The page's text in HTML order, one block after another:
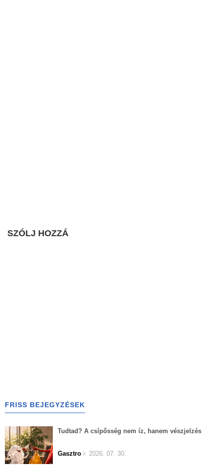
SZÓLJ HOZZÁ
FRISS BEJEGYZÉSEK
Tudtad? A csípősség nem íz, hanem vészjelzés
Gasztro 2026. 07. 30.